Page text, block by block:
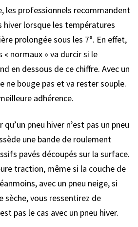
les professionnels recommandent
hiver lorsque les températures
prolongée sous les 7°. En effet,
« normaux » va durcir si le
en dessous de ce chiffre. Avec un
ne bouge pas et va rester souple.
adhérence.
pneu hiver n’est pas un pneu
une bande de roulement
pavés découpés sur la surface.
traction, même si la couche de
avec un pneu neige, si
sèche, vous ressentirez de
pas le cas avec un pneu hiver.